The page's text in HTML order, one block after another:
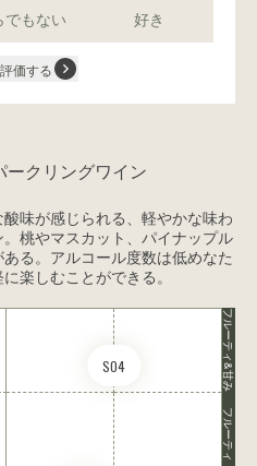
でもない 好き
価する
ークリングワイン
味が感じられる、軽やかな味わ
桃やマスカット、パイナップル
る。アルコール度数は低めなた
楽しむことができる。
S04 フルーティ&甘み
フルーティ